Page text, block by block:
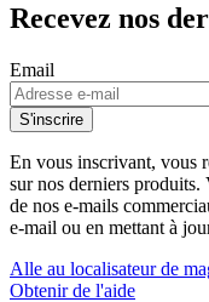
Recevez nos
Email
S'inscrire
En vous inscrivant, vous
sur nos derniers
de nos e-mails
e-mail ou en mettant à
Alle au localisateur de
Obtenir de l'aide